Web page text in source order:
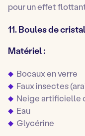
pour un effet
11. Boules de
Matériel :
Bocaux en verre
Faux insectes
Neige artificielle
Eau
Glycérine